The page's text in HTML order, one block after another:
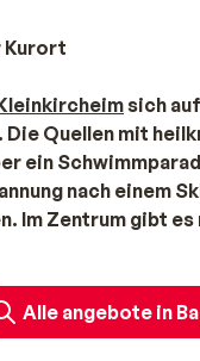
Kurort
sich
Quellen mit
ein
nach einem
Zentrum gibt es
müssen.
man aber
Alle angebote in